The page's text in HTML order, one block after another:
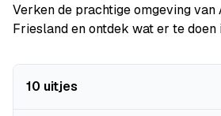
Verken de prachtige omgeving van
Friesland en ontdek wat er te doen
10 uitjes